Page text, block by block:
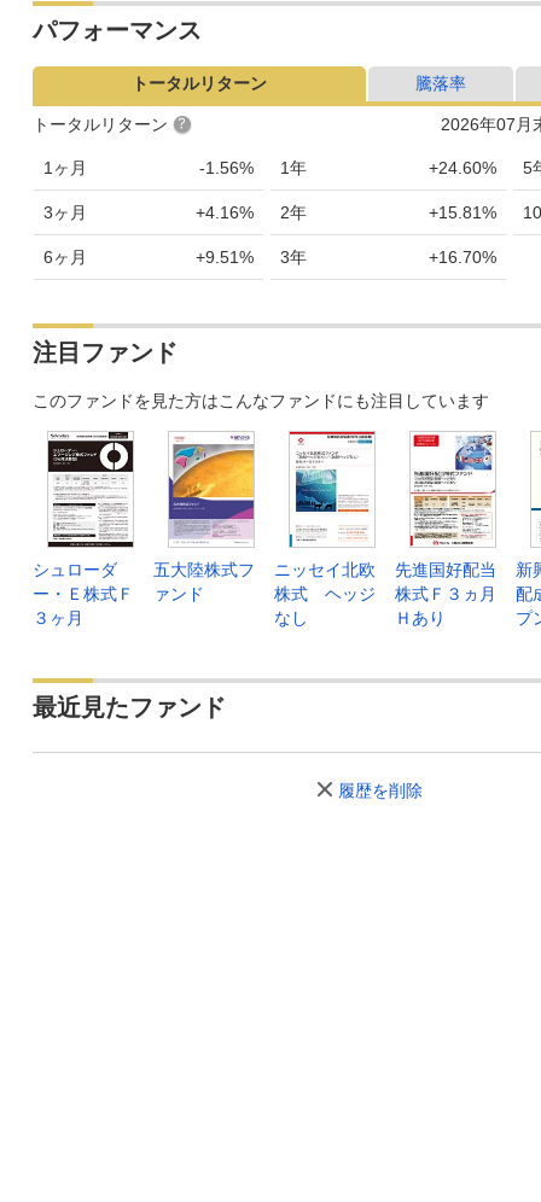
パフォーマンス
トータルリターン 騰落率
2026年07月
トータルリターン
1ヶ月 -1.56%
3ヶ月 +4.16%
6ヶ月 +9.51%
1年 +24.60%
2年 +15.81%
3年 +16.70%
5
注目ファンド
このファンドを見た方はこんなファンドにも注目しています
シュローダ
ー・Ｅ株式Ｆ
３ヶ月
五大陸株式フ
ァンド
ニッセイ北欧
株式 ヘッジ
なし
先進国好配当
株式Ｆ３ヵ月
Ｈあり
新
配
プ
最近見たファンド
履歴を削除